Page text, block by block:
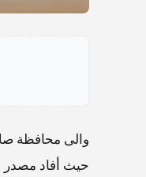
والى محافظة
حيث أفاد مصدر